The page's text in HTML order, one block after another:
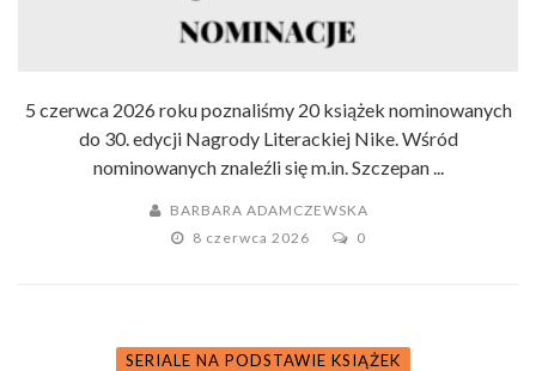
5 czerwca 2026 roku poznaliśmy 20 książek nominowanych
do 30. edycji Nagrody Literackiej Nike. Wśród
nominowanych znaleźli się m.in. Szczepan ...
BARBARA ADAMCZEWSKA
8 czerwca 2026
0
SERIALE NA PODSTAWIE KSIĄŻEK